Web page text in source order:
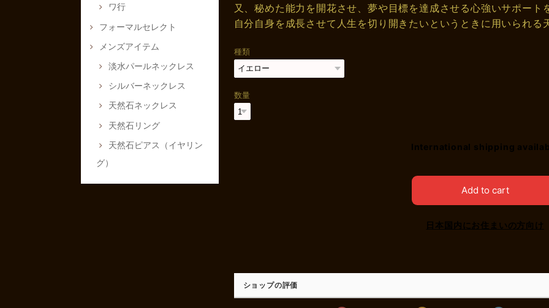
ワ行
フォーマルセレクト
メンズアイテム
淡水パールネックレス
シルバーネックレス
天然石ネックレス
天然石リング
天然石ピアス（イヤリン
グ）
又、秘めた能力を開花させ、夢や目標を達成させる心強いサポート
自分自身を成長させて人生を切り開きたいというときに用いられ
種類
数量
International shipping
Add to cart
日本国内にお住まいの方向け
ショップの評価